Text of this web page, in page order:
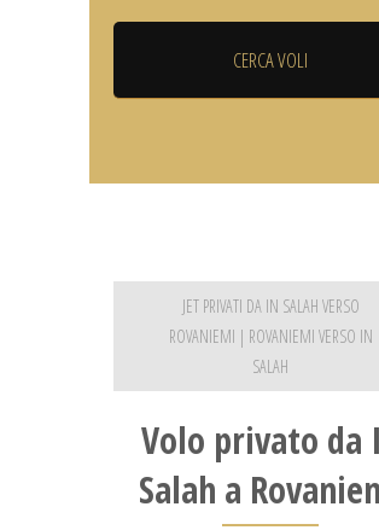
JET PRIVATI DA IN SALAH VERSO
ROVANIEMI | ROVANIEMI VERSO IN
SALAH
Volo privato da
Salah a